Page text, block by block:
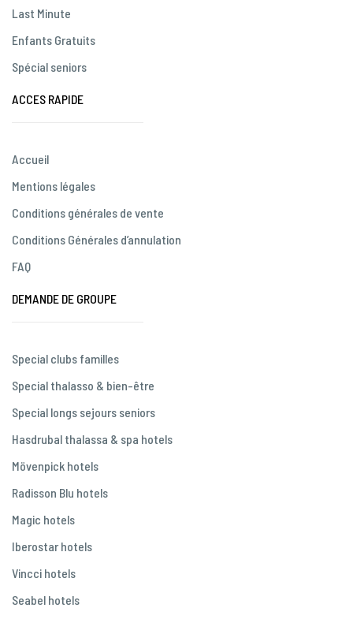
Last Minute
Enfants Gratuits
Spécial seniors
ACCES RAPIDE
Accueil
Mentions légales
Conditions générales de vente
Conditions Générales d’annulation
FAQ
DEMANDE DE GROUPE
Special clubs familles
Special thalasso & bien-être
Special longs sejours seniors
Hasdrubal thalassa & spa hotels
Mövenpick hotels
Radisson Blu hotels
Magic hotels
Iberostar hotels
Vincci hotels
Seabel hotels